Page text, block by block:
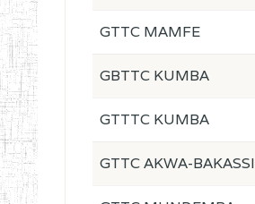
GTTC MAMFE
GBTTC KUMBA
GTTTC KUMBA
GTTC AKWA-BAKASSI